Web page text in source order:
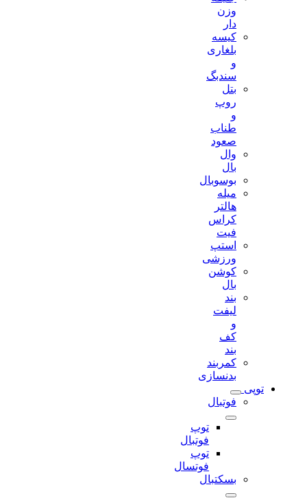
کیسه
بلغاری
سندبگ
بتل
وال
بوسوبال
میله
کراس
استپ
ورزشی
کوشن
کمربند
بدنسازی
توپی
فوتبال
توپ
فوتبال
توپ
فوتسال
بسکتبال